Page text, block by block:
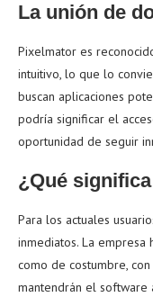
La unión de
Pixelmator es
intuitivo, lo que lo
buscan aplicaciones
podría significar el
oportunidad de seguir
¿Qué
Para los actuales
inmediatos. La empresa
como de costumbre,
mantendrán el software